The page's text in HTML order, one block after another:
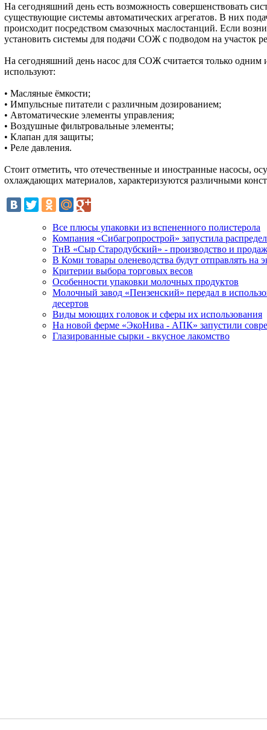
На сегодняшний день есть возможность совершенствовать
существующие системы автоматических агрегатов. В них
происходит посредством смазочных маслостанций. Если
установить системы для подачи СОЖ с подводом на участок
На сегодняшний день насос для СОЖ считается только одним
используют:
• Масляные ёмкости;
• Импульсные питатели с различным дозированием;
• Автоматические элементы управления;
• Воздушные фильтровальные элементы;
• Клапан для защиты;
• Реле давления.
Стоит отметить, что отечественные и иностранные насосы,
охлаждающих материалов, характеризуются различными
Все плюсы упаковки из вспененного полистерола
Компания «Сибагропрострой» запустила
ТнВ «Сыр Стародубский» - производство и
В Коми товары оленеводства будут отправлять на
Критерии выбора торговых весов
Особенности упаковки молочных продуктов
Молочный завод «Пензенский» передал в
десертов
Виды моющих головок и сферы их использования
На новой ферме «ЭкоНива - АПК» запустили
Глазированные сырки - вкусное лакомство